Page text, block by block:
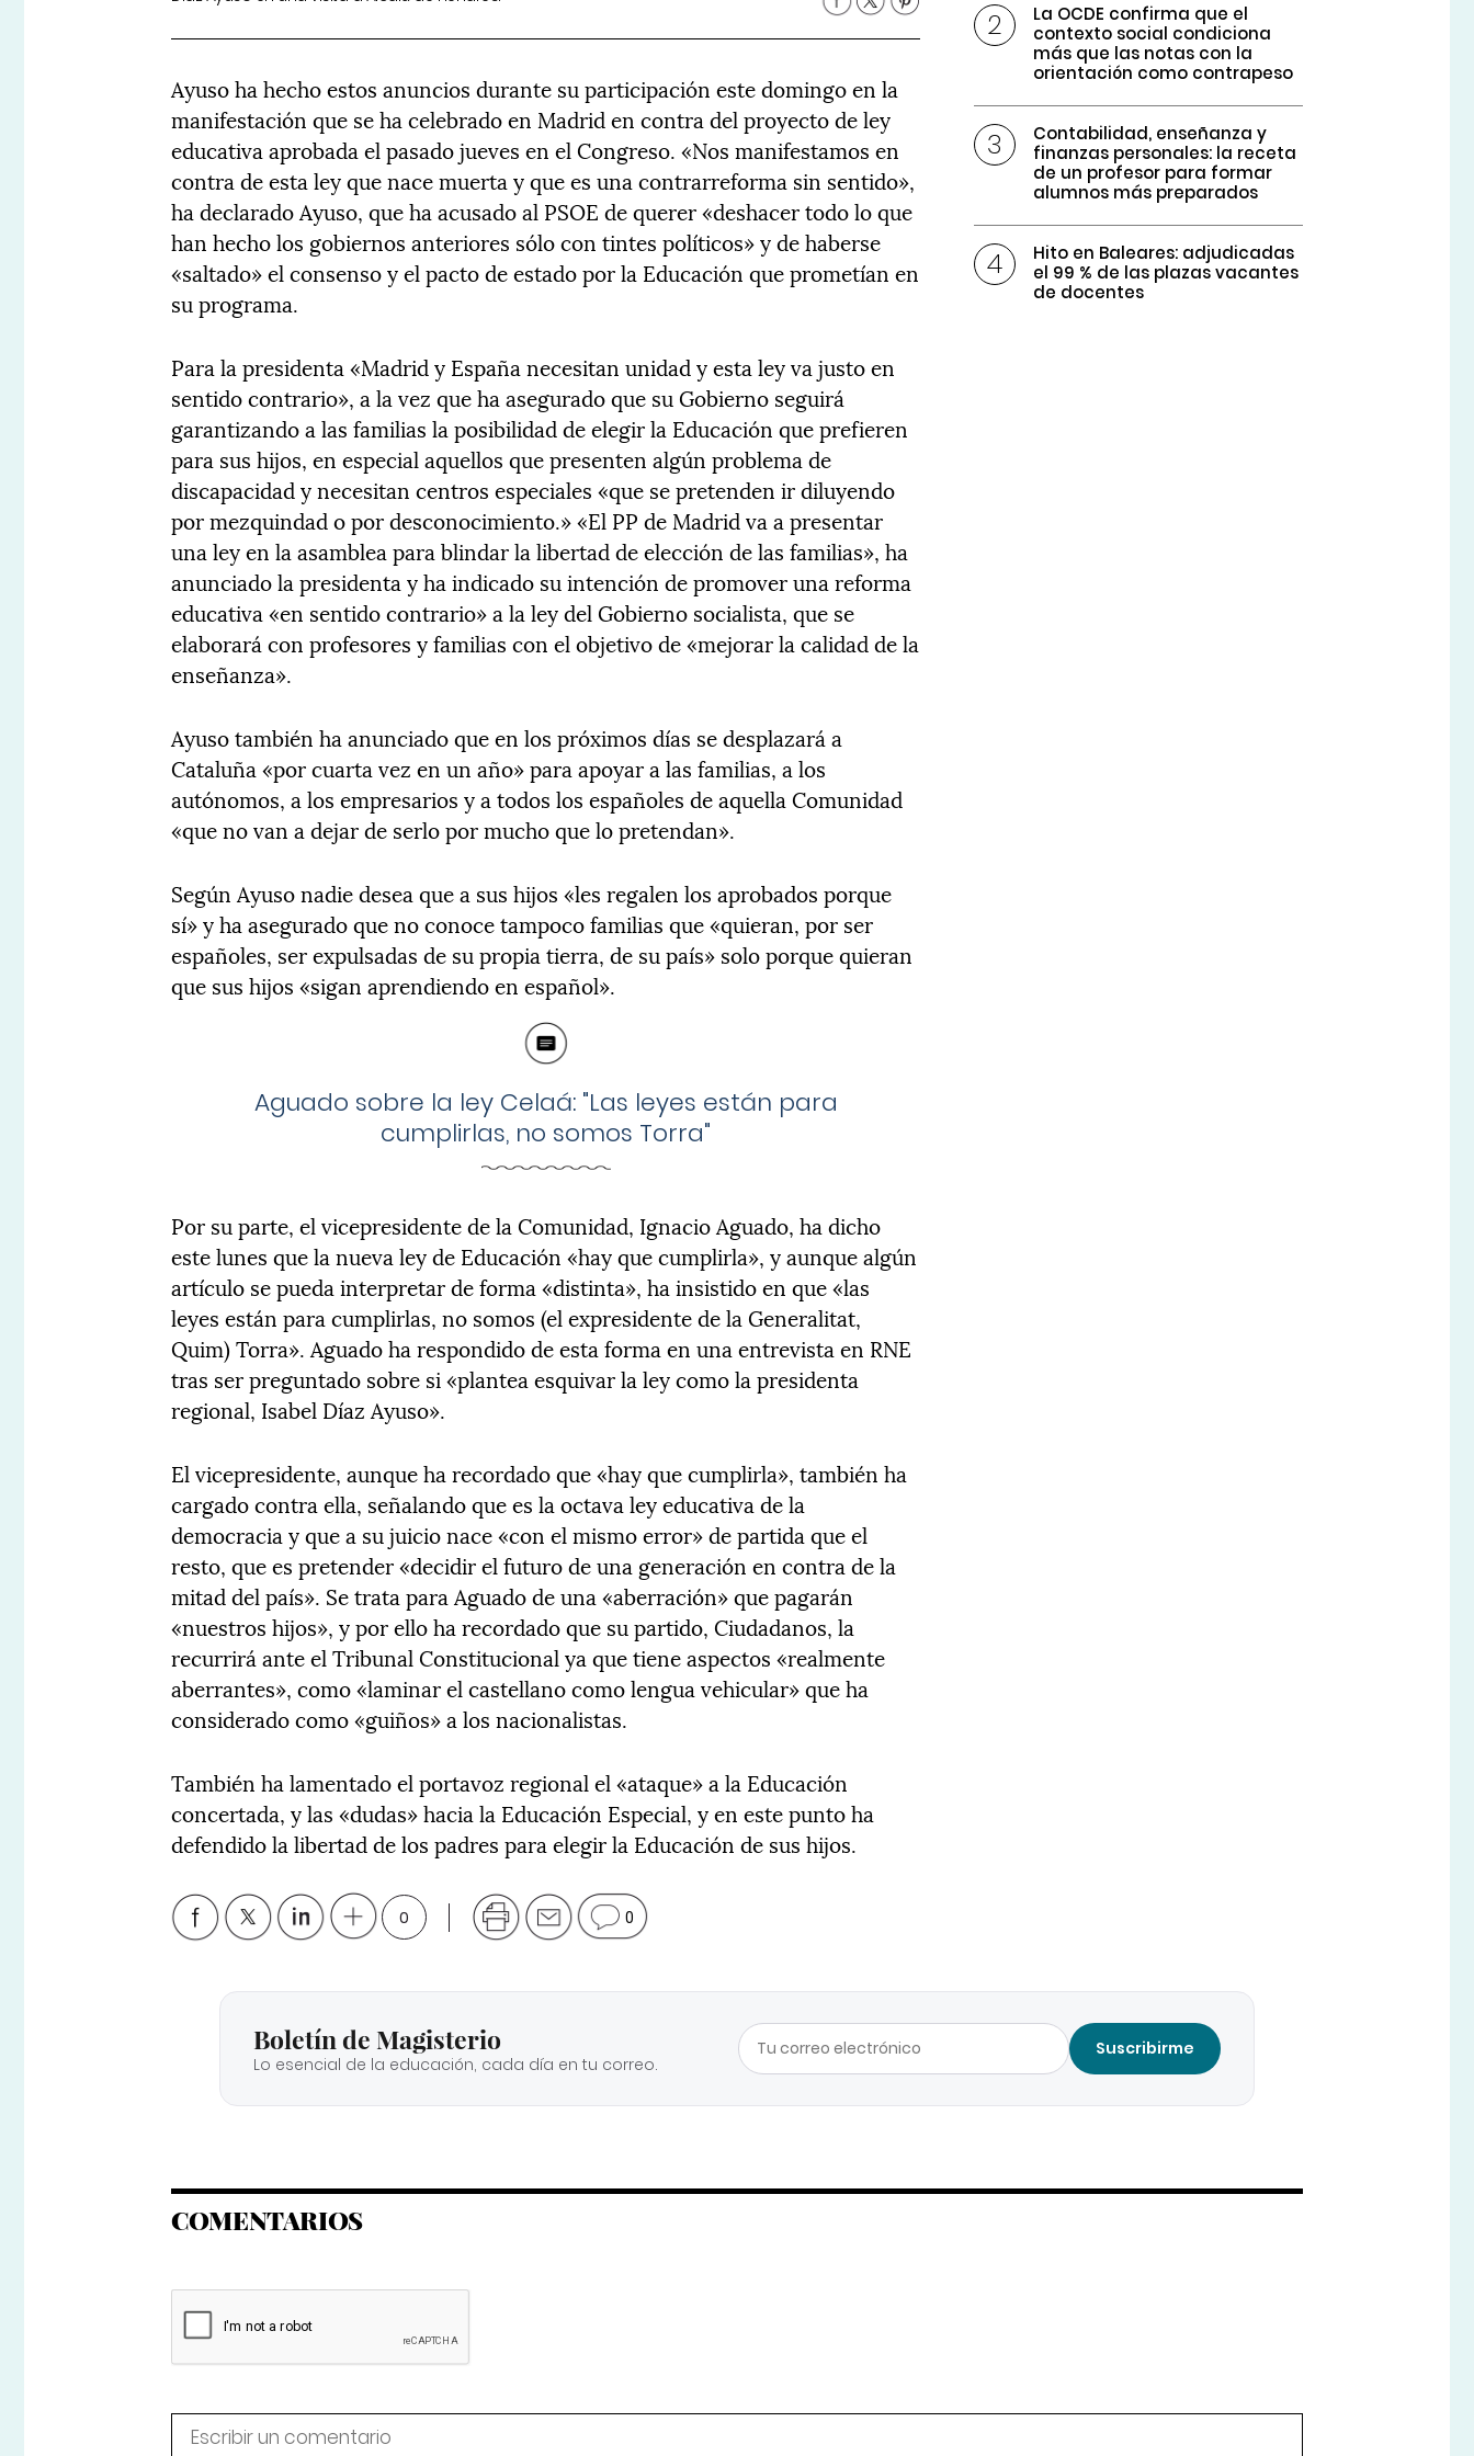
Ayuso ha hecho estos anuncios durante su participación este domingo en la
manifestación que se ha celebrado en Madrid en contra del proyecto de ley
educativa aprobada el pasado jueves en el Congreso. «Nos manifestamos en
contra de esta ley que nace muerta y que es una contrarreforma sin sentido»,
ha declarado Ayuso, que ha acusado al PSOE de querer «deshacer todo lo que
han hecho los gobiernos anteriores sólo con tintes políticos» y de haberse
«saltado» el consenso y el pacto de estado por la Educación que prometían en
su programa.
Para la presidenta «Madrid y España necesitan unidad y esta ley va justo en
sentido contrario», a la vez que ha asegurado que su Gobierno seguirá
garantizando a las familias la posibilidad de elegir la Educación que prefieren
para sus hijos, en especial aquellos que presenten algún problema de
discapacidad y necesitan centros especiales «que se pretenden ir diluyendo
por mezquindad o por desconocimiento.» «El PP de Madrid va a presentar
una ley en la asamblea para blindar la libertad de elección de las familias», ha
anunciado la presidenta y ha indicado su intención de promover una reforma
educativa «en sentido contrario» a la ley del Gobierno socialista, que se
elaborará con profesores y familias con el objetivo de «mejorar la calidad de la
enseñanza».
Ayuso también ha anunciado que en los próximos días se desplazará a
Cataluña «por cuarta vez en un año» para apoyar a las familias, a los
autónomos, a los empresarios y a todos los españoles de aquella Comunidad
«que no van a dejar de serlo por mucho que lo pretendan».
Según Ayuso nadie desea que a sus hijos «les regalen los aprobados porque
sí» y ha asegurado que no conoce tampoco familias que «quieran, por ser
españoles, ser expulsadas de su propia tierra, de su país» solo porque quieran
que sus hijos «sigan aprendiendo en español».
Aguado sobre la ley Celaá: "Las leyes están para
cumplirlas, no somos Torra"
Por su parte, el vicepresidente de la Comunidad, Ignacio Aguado, ha dicho
este lunes que la nueva ley de Educación «hay que cumplirla», y aunque algún
artículo se pueda interpretar de forma «distinta», ha insistido en que «las
leyes están para cumplirlas, no somos (el expresidente de la Generalitat,
Quim) Torra». Aguado ha respondido de esta forma en una entrevista en RNE
tras ser preguntado sobre si «plantea esquivar la ley como la presidenta
regional, Isabel Díaz Ayuso».
El vicepresidente, aunque ha recordado que «hay que cumplirla», también ha
cargado contra ella, señalando que es la octava ley educativa de la
democracia y que a su juicio nace «con el mismo error» de partida que el
resto, que es pretender «decidir el futuro de una generación en contra de la
mitad del país». Se trata para Aguado de una «aberración» que pagarán
«nuestros hijos», y por ello ha recordado que su partido, Ciudadanos, la
recurrirá ante el Tribunal Constitucional ya que tiene aspectos «realmente
aberrantes», como «laminar el castellano como lengua vehicular» que ha
considerado como «guiños» a los nacionalistas.
También ha lamentado el portavoz regional el «ataque» a la Educación
concertada, y las «dudas» hacia la Educación Especial, y en este punto ha
defendido la libertad de los padres para elegir la Educación de sus hijos.
0 0
La OCDE confirma que el
contexto social condiciona
más que las notas con la
orientación como contrapeso
Contabilidad, enseñanza y
finanzas personales: la receta
de un profesor para formar
alumnos más preparados
Hito en Baleares: adjudicadas
el 99 % de las plazas vacantes
de docentes
Boletín de Magisterio
Lo esencial de la educación, cada día en tu correo.
Suscribirme
COMENTARIOS